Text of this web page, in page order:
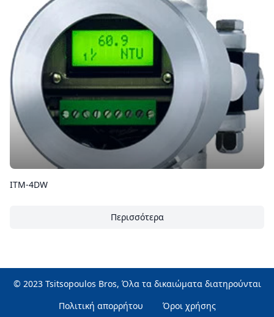
ΙΤΜ-4DW
Περισσότερα
© 2023 Tsitsopoulos Bros, Όλα τα δικαιώματα διατηρούνται
Πολιτική απορρήτου
Όροι χρήσης